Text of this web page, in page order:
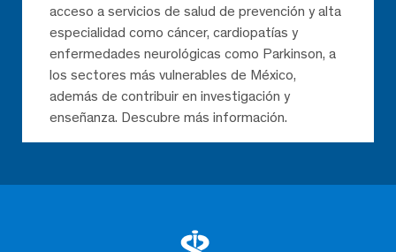
acceso a servicios de salud de prevención y alta
especialidad como cáncer, cardiopatías y
enfermedades neurológicas como Parkinson, a
los sectores más vulnerables de México,
además de contribuir en investigación y
enseñanza. Descubre más información.